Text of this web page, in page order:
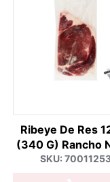
Ribeye De Res
(340 G) Rancho
SKU: